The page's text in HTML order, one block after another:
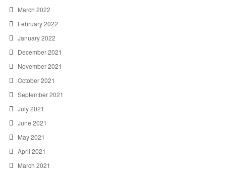
March 2022
February 2022
January 2022
December 2021
November 2021
October 2021
September 2021
July 2021
June 2021
May 2021
April 2021
March 2021